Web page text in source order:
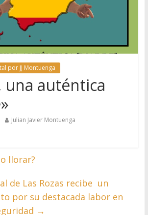
por JJ Montuenga
una auténtica
Julian Javier Montuenga
llorar?
de Las Rozas recibe un
por su destacada labor en
→